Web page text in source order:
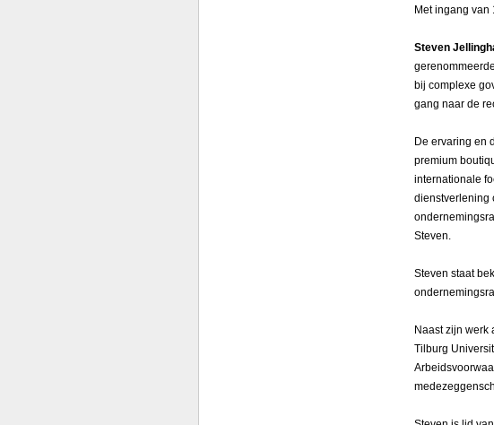
Met ingang van
Steven
bij complexe
gang naar de
De ervaring en
premium
internationale
dienstverlening
Steven.
Steven staat
Naast zijn werk
Tilburg